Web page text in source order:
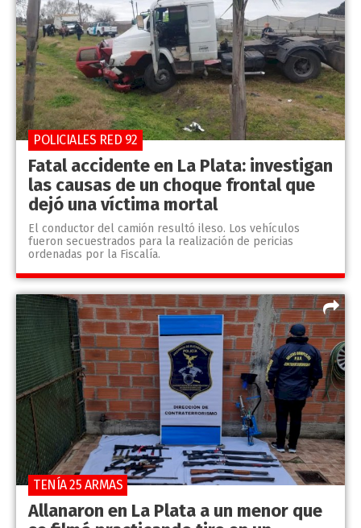
Fatal accidente en La Plata: investigan
las causas de un choque frontal que
dejó una víctima mortal
El conductor del camión resultó ileso. Los vehículos
fueron secuestrados para la realización de pericias
ordenadas por la Fiscalía.
POLICIALES RED 92
Allanaron en La Plata a un menor que
TENÍA 25 ARMAS